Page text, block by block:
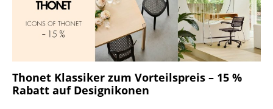
Barmöbel
Garderoben
Kleinaufbewahrung
Einzelteile
Thonet Klassiker zum Vorteilspreis – 15 %
Rabatt auf Designikonen